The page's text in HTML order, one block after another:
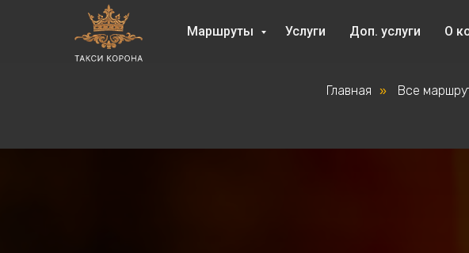
Маршруты Услуги Доп. услуги О
Главная » Все